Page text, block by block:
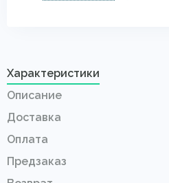
Характеристики
Описание
Доставка
Оплата
Предзаказ